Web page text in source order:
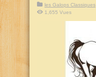
les Galops Classiques
1,655 Vues